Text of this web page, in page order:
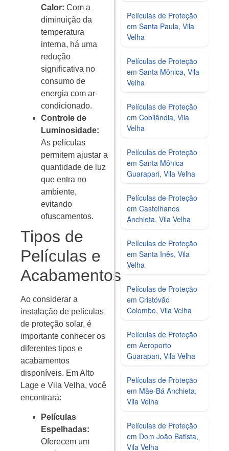
Calor: Com a
diminuição da
temperatura
interna, há uma
redução
significativa no
consumo de
energia com ar-
condicionado.
Controle de
Luminosidade:
As películas
permitem ajustar a
quantidade de luz
que entra no
ambiente,
evitando
ofuscamentos.
Tipos de
Películas e
Acabamentos
Ao considerar a
instalação de películas
de proteção solar, é
importante conhecer os
diferentes tipos e
acabamentos
disponíveis. Em Alto
Lage e Vila Velha, você
encontrará:
Películas
Espelhadas:
Oferecem um
Películas de Proteção
em Santa Paula, Vila
Velha
Películas de Proteção
em Santa Mônica, Vila
Velha
Películas de Proteção
em Cobilândia, Vila
Velha
Películas de Proteção
em Santa Mônica
Guarapari, Vila Velha
Películas de Proteção
em Castelhanos
Anchieta, Vila Velha
Películas de Proteção
em Santa Inês, Vila
Velha
Películas de Proteção
em Cristóvão
Colombo, Vila Velha
Películas de Proteção
em Aeroporto
Guarapari, Vila Velha
Películas de Proteção
em Mãe-Bá Anchieta,
Vila Velha
Películas de Proteção
em Dom João Batista,
Vila Velha